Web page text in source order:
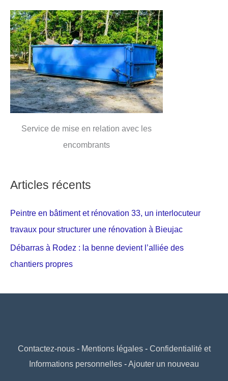
Service de mise en relation avec les
encombrants
Articles récents
Peintre en bâtiment et rénovation 33, un interlocuteur
travaux pour structurer une rénovation à Bieujac
Débarras à Rodez : la benne devient l’alliée des
chantiers propres
Contactez-nous- Mentions légales- Confidentialité et
Informations personnelles -Ajouter un nouveau